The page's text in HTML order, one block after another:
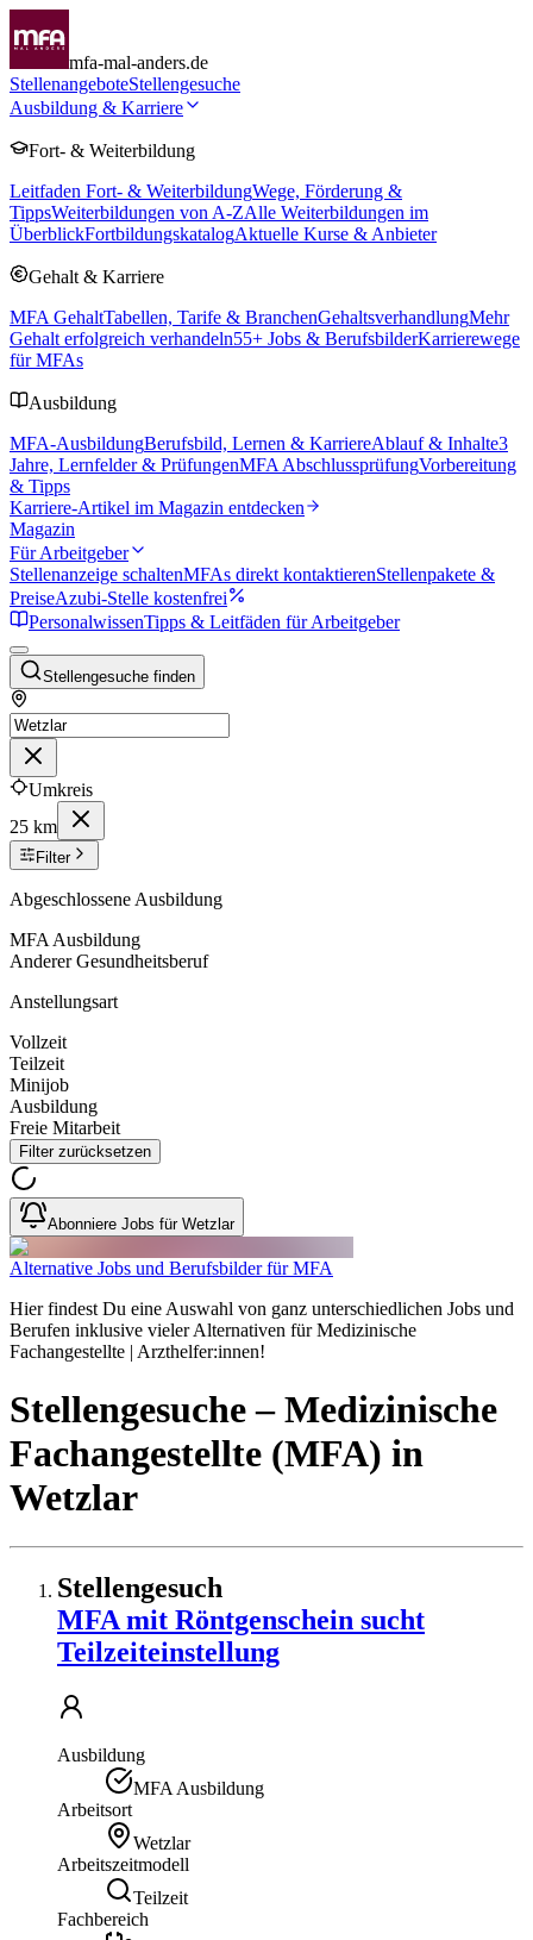
mfa-mal-anders.de
StellenangeboteStellengesuche
Ausbildung & Karriere
Fort- & Weiterbildung
Leitfaden Fort- & WeiterbildungWege, Förderung &
TippsWeiterbildungen von A-ZAlle Weiterbildungen im
ÜberblickFortbildungskatalogAktuelle Kurse & Anbieter
Gehalt & Karriere
MFA GehaltTabellen, Tarife & BranchenGehaltsverhandlungMehr
Gehalt erfolgreich verhandeln55+ Jobs & BerufsbilderKarrierewege
für MFAs
Ausbildung
MFA-AusbildungBerufsbild, Lernen & KarriereAblauf & Inhalte3
Jahre, Lernfelder & PrüfungenMFA AbschlussprüfungVorbereitung
& Tipps
Karriere-Artikel im Magazin entdecken
Magazin
Für Arbeitgeber
Stellenanzeige schaltenMFAs direkt kontaktierenStellenpakete &
PreiseAzubi-Stelle kostenfrei
PersonalwissenTipps & Leitfäden für Arbeitgeber
Stellengesuche finden
Umkreis
25 km
Filter
Abgeschlossene Ausbildung
MFA Ausbildung
Anderer Gesundheitsberuf
Anstellungsart
Vollzeit
Teilzeit
Minijob
Ausbildung
Freie Mitarbeit
Filter zurücksetzen
Abonniere Jobs für Wetzlar
Alternative Jobs und Berufsbilder für MFA
Hier findest Du eine Auswahl von ganz unterschiedlichen Jobs und
Berufen inklusive vieler Alternativen für Medizinische
Fachangestellte | Arzthelfer:innen!
Stellengesuche– Medizinische
Fachangestellte (MFA) in
Wetzlar
Stellengesuch
MFA mit Röntgenschein sucht
Teilzeiteinstellung
Ausbildung
MFA Ausbildung
Arbeitsort
Wetzlar
Arbeitszeitmodell
Teilzeit
Fachbereich